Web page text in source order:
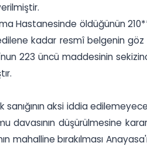
Hastanesinde öldüğünün
kadar resmî belgenin göz
223 üncü maddesinin
sanığının aksi iddia
davasının düşürülmesine
bırakılması